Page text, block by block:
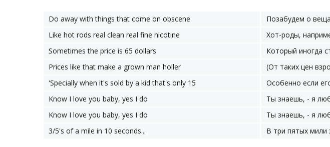
Do away with things that come on obscene
Позабудем о
Like hot rods real clean real fine nicotine
Хот-роды,
Sometimes the price is 65 dollars
Который иногда
Prices like that make a grown man holler
(От таких цен
'Specially when it's sold by a kid that's only 15
Особенно если
Know I love you baby, yes I do
Ты знаешь, - я
Know I love you baby, yes I do
Ты знаешь, - я
3/5's of a mile in 10 seconds...
В три пятых мили